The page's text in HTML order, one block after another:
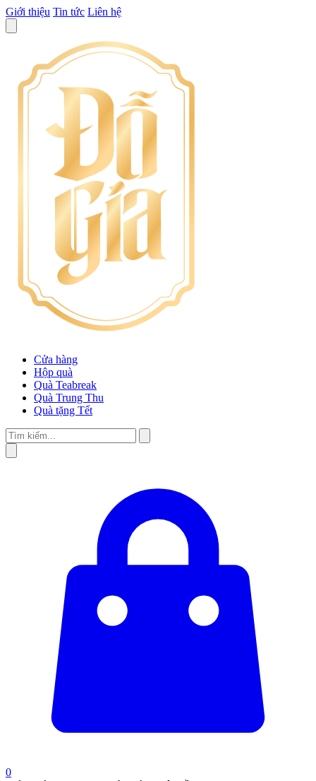
Giới thiệu Tin tức Liên hệ
Cửa hàng
Hộp quà
Quà Teabreak
Quà Trung Thu
Quà tặng Tết
0